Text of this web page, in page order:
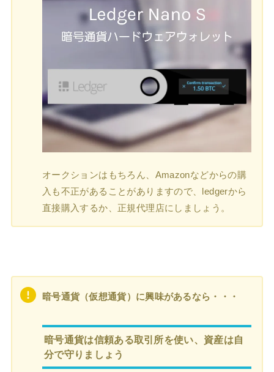
オークションはもちろん、Amazonなどからの購
入も不正があることがありますので、ledgerから
直接購入するか、正規代理店にしましょう。
暗号通貨（仮想通貨）に興味があるなら・・・
暗号通貨は信頼ある取引所を使い、資産は自
分で守りましょう